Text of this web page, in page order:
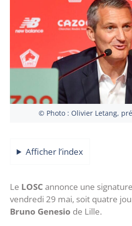
© Photo : Olivier Letang,
Afficher l’index
Le LOSC annonce une
vendredi 29 mai, soit quatre
Bruno Genesio de Lille.